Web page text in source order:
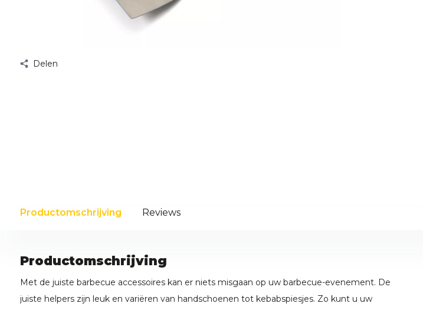
Delen
Productomschrijving Reviews
Productomschrijving
Met de juiste barbecue accessoires kan er niets misgaan op uw barbecue-evenement. De
juiste helpers zijn leuk en variëren van handschoenen tot kebabspiesjes. Zo kunt u uw